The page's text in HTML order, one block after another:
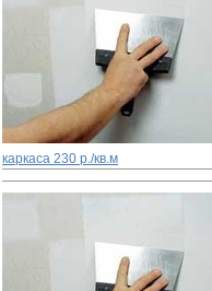
каркаса 230 р./кв.м